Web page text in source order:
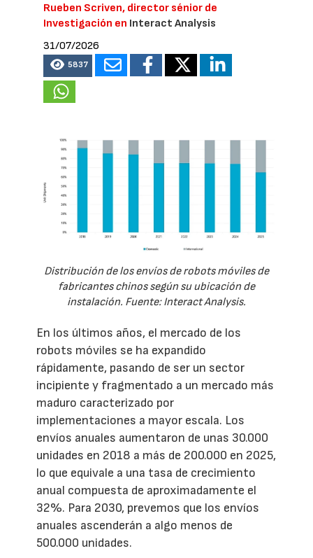
Rueben Scriven, director sénior de
Investigación en Interact Analysis
31/07/2026
5837
Distribución de los envíos de robots móviles de
fabricantes chinos según su ubicación de
instalación. Fuente: Interact Analysis.
En los últimos años, el mercado de los
robots móviles se ha expandido
rápidamente, pasando de ser un sector
incipiente y fragmentado a un mercado más
maduro caracterizado por
implementaciones a mayor escala. Los
envíos anuales aumentaron de unas 30.000
unidades en 2018 a más de 200.000 en 2025,
lo que equivale a una tasa de crecimiento
anual compuesta de aproximadamente el
32%. Para 2030, prevemos que los envíos
anuales ascenderán a algo menos de
500.000 unidades.